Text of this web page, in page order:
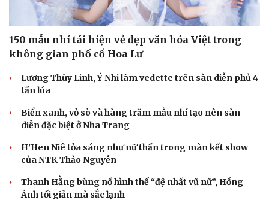
150 mẫu nhí tái hiện vẻ đẹp văn hóa Việt trong
không gian phố cổ Hoa Lư
Lương Thùy Linh, Ý Nhi làm vedette trên sàn diễn phủ 4
tấn lúa
Biển xanh, vỏ sò và hàng trăm mẫu nhí tạo nên sàn
diễn đặc biệt ở Nha Trang
H'Hen Niê tỏa sáng như nữ thần trong màn kết show
của NTK Thảo Nguyễn
Thanh Hằng bùng nổ hình thể “đệ nhất vũ nữ”, Hồng
Ánh tối giản mà sắc lạnh